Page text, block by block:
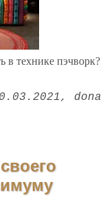
в технике пэчворк?
dona